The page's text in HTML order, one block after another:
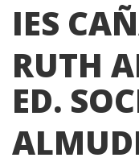
IES
RUTH
ED.